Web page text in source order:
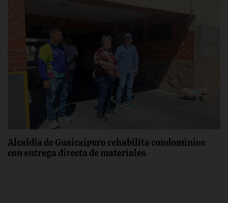
Alcaldía de Guaicaipuro rehabilita condominios
con entrega directa de materiales